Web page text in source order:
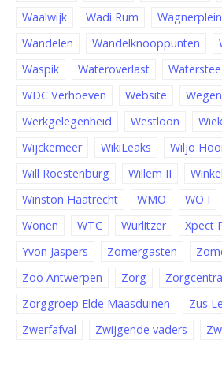
Waalwijk
Wadi Rum Wagnerplein
Wandelen
Wandelknooppunten
Waspik
Wateroverlast
WDC Verhoeven
Website
Werkgelegenheid
Westloon
Wijckemeer
WikiLeaks
Wiljo
Will Roestenburg
Willem II
Winston Haatrecht
WMO WO I
Wonen
WTC Wurlitzer
Xpect
Yvon Jaspers
Zomergasten
Zoo Antwerpen
Zorg
Zorgcentra
Zorggroep Elde Maasduinen
Zus
Zwerfafval
Zwijgende vaders